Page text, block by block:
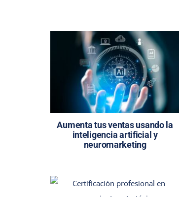
Aumenta tus ventas usando la
inteligencia artificial y
neuromarketing